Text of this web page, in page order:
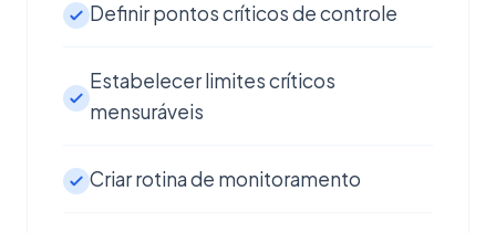
Definir pontos críticos de controle
Estabelecer limites críticos
mensuráveis
Criar rotina de monitoramento